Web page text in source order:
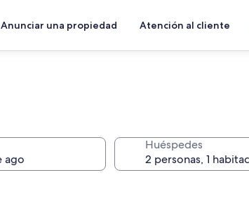
Anunciar una propiedad Atención al cliente
Huéspedes